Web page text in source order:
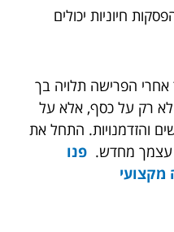
חיוניות יכולים
הפרישה תלויה בך
רק על כסף, אלא על
והזדמנויות. התחל את
עצמך מחדש. פנו
מקצועי